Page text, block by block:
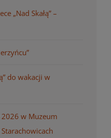
„Nad Skałą” –
do wakacji w
w Muzeum